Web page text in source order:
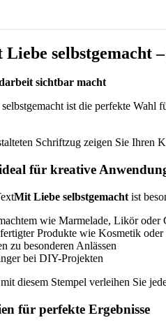
selbstgemacht
sichtbar macht
ist die perfekte Wahl
Schriftzug zeigen Sie Ihren
für kreative
Mit Liebe selbstgemacht ist
wie Marmelade, Likör oder
Produkte wie Kosmetik oder
zu besonderen Anlässen
bei DIY-Projekten
diesem Stempel verleihen Sie
für perfekte Ergebnisse